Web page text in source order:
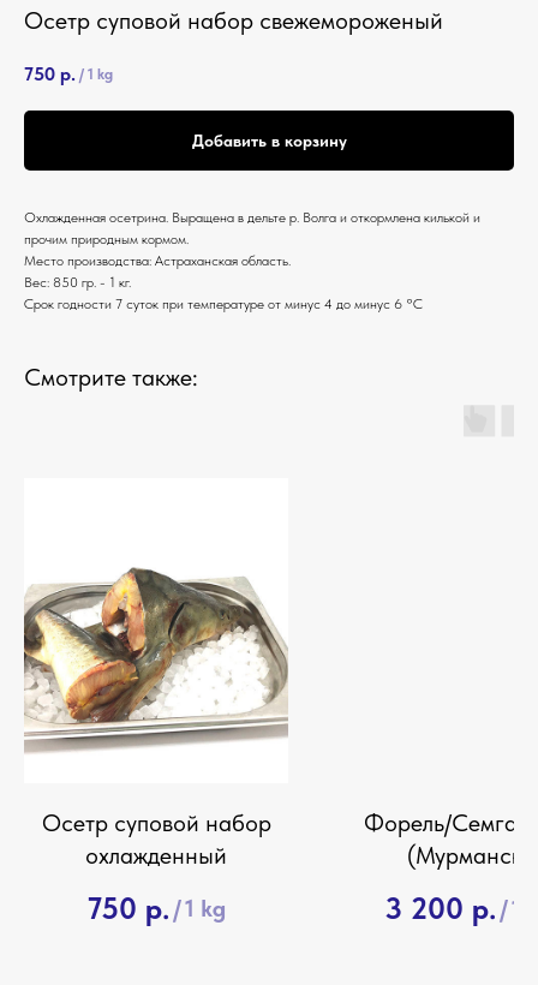
Осетр суповой набор свежемороженый
750 р. / 1 kg
Добавить в корзину
Охлажденная осетрина. Выращена в дельте р. Волга и откормлена килькой и
прочим природным кормом.
Место производства: Астраханская область.
Вес: 850 гр. - 1 кг.
Срок годности 7 суток при температуре от минус 4 до минус 6 °С
Смотрите также:
Осетр суповой набор
охлажденный
750 р. /1 kg
Форель/Семга
(Мурманск)
3 200 р. /1